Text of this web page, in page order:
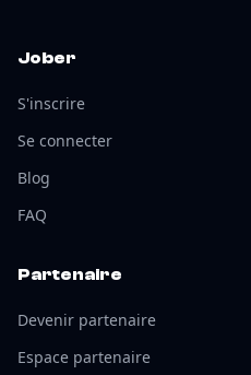
Jober
S'inscrire
Se connecter
Blog
FAQ
Partenaire
Devenir partenaire
Espace partenaire